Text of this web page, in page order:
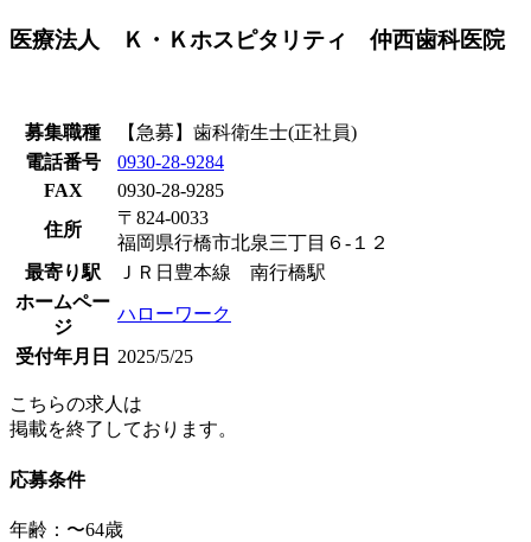
医療法人 Ｋ・Ｋホスピタリティ 仲西歯科医院
募集職種
【急募】歯科衛生士(正社員)
電話番号
0930-28-9284
FAX
0930-28-9285
住所
〒824-0033
福岡県行橋市北泉三丁目６‐１２
最寄り駅
ＪＲ日豊本線 南行橋駅
ホームペー
ジ
ハローワーク
受付年月日 2025/5/25
こちらの求人は
掲載を終了しております。
応募条件
年齢：〜64歳